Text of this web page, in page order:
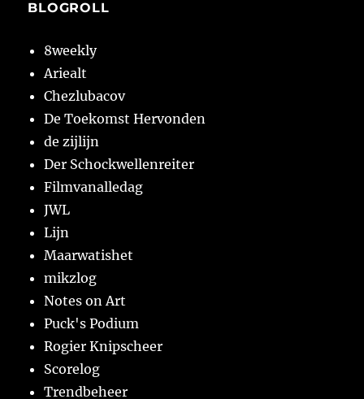
BLOGROLL
8weekly
Ariealt
Chezlubacov
De Toekomst Hervonden
de zijlijn
Der Schockwellenreiter
Filmvanalledag
JWL
Lijn
Maarwatishet
mikzlog
Notes on Art
Puck's Podium
Rogier Knipscheer
Scorelog
Trendbeheer